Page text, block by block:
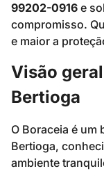
99202-0916 e
compromisso.
e maior a
Visão
Bertioga
O Boraceia é um
Bertioga,
ambiente